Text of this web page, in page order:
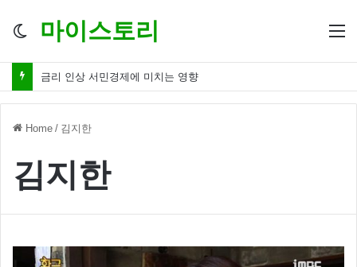
Switch
마이스토리
금리 인상 서민경제에 미치는 영향
Home / 김지한
김지한